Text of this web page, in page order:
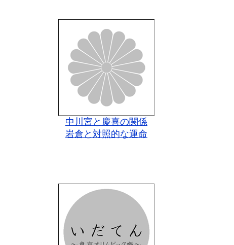
中川宮と慶喜の関係
岩倉と対照的な運命